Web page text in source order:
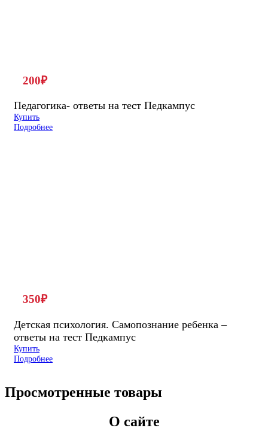
200₽
Педагогика- ответы на тест Педкампус
Купить
Подробнее
350₽
Детская психология. Самопознание ребенка –
ответы на тест Педкампус
Купить
Подробнее
Просмотренные товары
О сайте